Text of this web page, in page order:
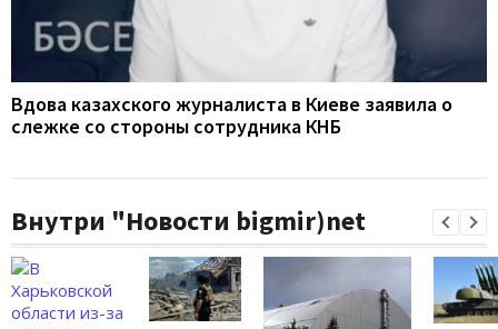
Вдова казахского журналиста в Киеве заявила о
слежке со стороны сотрудника КНБ
Внутри "Новости bigmir)net